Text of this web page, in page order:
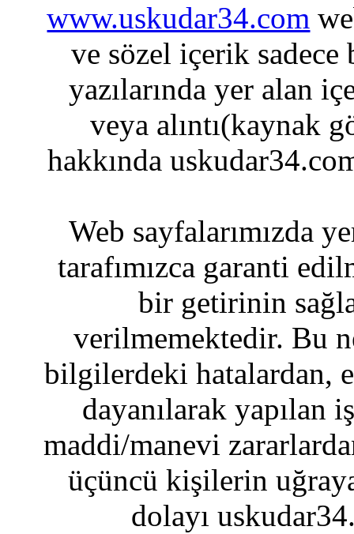
www.uskudar34.com
ve sözel içerik sadece
yazılarında yer alan
veya alıntı(kaynak
hakkında
Web sayfalarımızda
tarafımızca garanti
bir getirinin
verilmemektedir. Bu
bilgilerdeki hatalardan,
dayanılarak yapılan
maddi/manevi
üçüncü kişilerin
dolayı